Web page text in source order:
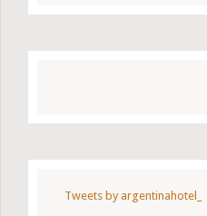
Tweets by argentinahotel_